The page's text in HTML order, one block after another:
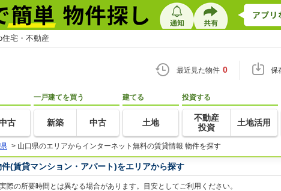
宅・不動産
最近見た物件 0 保
古
一戸建てを買う
新築 中古
建てる
土地
投資する
不動産
投資
土地活用
> 山口県のエリアからインターネット無料の賃貸情報 物件を探す
(賃貸マンション・アパート)をエリアから探す
の所要時間とは異なる場合があります。目安としてご利用ください。